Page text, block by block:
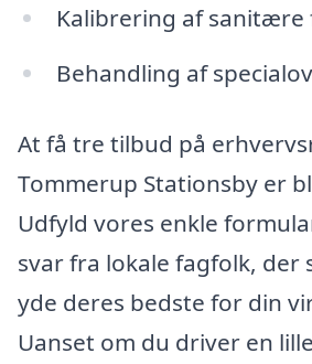
Kalibrering af sanitære
Behandling af
At få tre tilbud på
Tommerup Stationsby er
Udfyld vores enkle
svar fra lokale fagfolk, der
yde deres bedste for din
Uanset om du driver en